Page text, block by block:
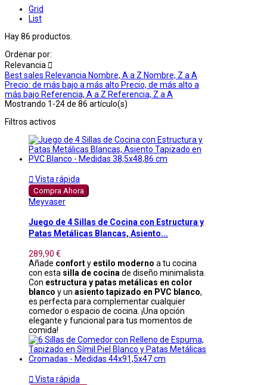
Grid
List
Hay 86 productos.
Ordenar por:
Relevancia 
Best sales Relevancia Nombre, A a Z Nombre, Z a A
Precio: de más bajo a más alto Precio, de más alto a
más bajo Referencia, A a Z Referencia, Z a A
Mostrando 1-24 de 86 artículo(s)
Filtros activos
 Vista rápida
Compra Ahora
Meyvaser
Juego de 4 Sillas de Cocina con Estructura y
Patas Metálicas Blancas, Asiento...
289,90 €
Añade conforty estilo moderno a tu cocina
con esta silla de cocina de diseño minimalista.
Con estructura y patas metálicas en color
blanco y un asiento tapizado en PVC blanco,
es perfecta para complementar cualquier
comedor o espacio de cocina. ¡Una opción
elegante y funcional para tus momentos de
comida!
 Vista rápida